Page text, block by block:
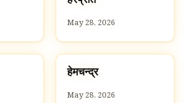
ह
May 28, 2026
Hह
हेमचन्द्र
May 28, 2026